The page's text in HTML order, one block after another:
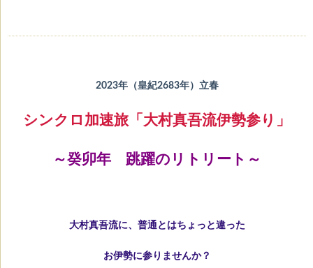
2023年（皇紀2683年）立春
シンクロ加速旅「大村真吾流伊勢参り」
～癸卯年 跳躍のリトリート～
大村真吾流に、普通とはちょっと違った
お伊勢に参りませんか？